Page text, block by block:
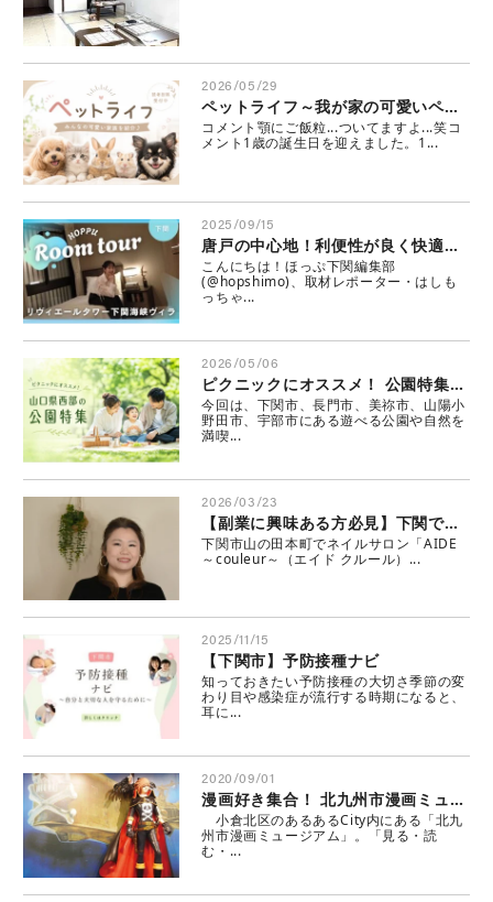
2026/05/29
ペットライフ～我が家の可愛いペット～
コメント顎にご飯粒...ついてますよ...笑コ
メント1歳の誕生日を迎えました。1...
2025/09/15
唐戸の中心地！利便性が良く快適な暮らしを実現！リヴィエールタワー下関海峡ヴィラ
こんにちは！ほっぷ下関編集部
(@hopshimo)、取材レポーター・はしも
っちゃ...
2026/05/06
ピクニックにオススメ！ 公園特集♪ 山口県西部
今回は、下関市、長門市、美祢市、山陽小
野田市、宇部市にある遊べる公園や自然を
満喫...
2026/03/23
【副業に興味ある方必見】下関では数少ない、開業までを見据えた本格ネイルスクールが開講
下関市山の田本町でネイルサロン「AIDE
～couleur～（エイド クルール）...
2025/11/15
【下関市】予防接種ナビ
知っておきたい予防接種の大切さ季節の変
わり目や感染症が流行する時期になると、
耳に...
2020/09/01
漫画好き集合！ 北九州市漫画ミュージアム
小倉北区のあるあるCity内にある「北九
州市漫画ミュージアム」。「見る・読
む・...